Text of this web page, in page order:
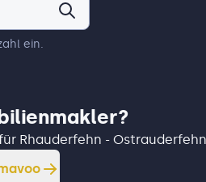
ein.
Rhauderfehn - Ostrauderfehn